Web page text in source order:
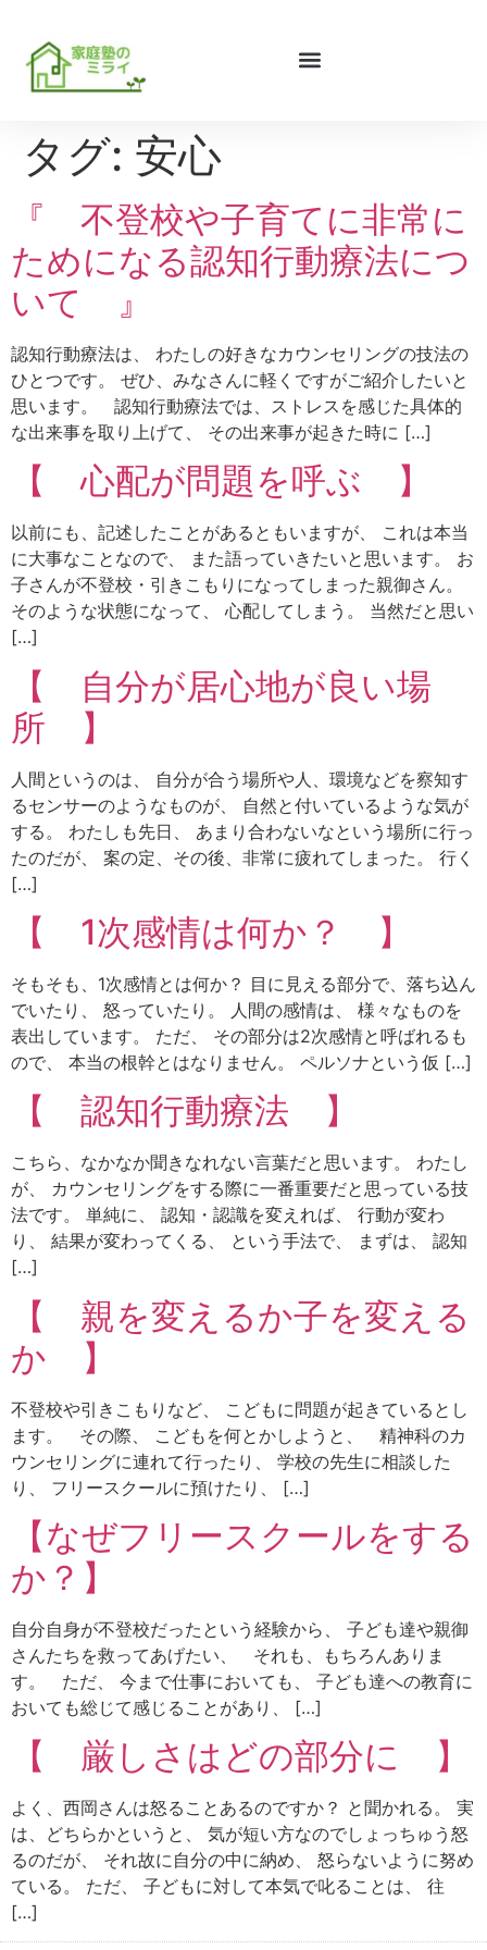
タグ: 安心
『 不登校や子育てに非常に
ためになる認知行動療法につ
いて 』
認知行動療法は、 わたしの好きなカウンセリングの技法の
ひとつです。 ぜひ、みなさんに軽くですがご紹介したいと
思います。 認知行動療法では、ストレスを感じた具体的
な出来事を取り上げて、 その出来事が起きた時に […]
【 心配が問題を呼ぶ 】
以前にも、記述したことがあるともいますが、 これは本当
に大事なことなので、 また語っていきたいと思います。 お
子さんが不登校・引きこもりになってしまった親御さん。
そのような状態になって、 心配してしまう。 当然だと思い
[…]
【 自分が居心地が良い場
所 】
人間というのは、 自分が合う場所や人、環境などを察知す
るセンサーのようなものが、 自然と付いているような気が
する。 わたしも先日、 あまり合わないなという場所に行っ
たのだが、 案の定、その後、非常に疲れてしまった。 行く
[…]
【 1次感情は何か？ 】
そもそも、1次感情とは何か？ 目に見える部分で、落ち込ん
でいたり、 怒っていたり。 人間の感情は、 様々なものを
表出しています。 ただ、 その部分は2次感情と呼ばれるも
ので、 本当の根幹とはなりません。 ペルソナという仮 […]
【 認知行動療法 】
こちら、なかなか聞きなれない言葉だと思います。 わたし
が、 カウンセリングをする際に一番重要だと思っている技
法です。 単純に、 認知・認識を変えれば、 行動が変わ
り、 結果が変わってくる、 という手法で、 まずは、 認知
[…]
【 親を変えるか子を変える
か 】
不登校や引きこもりなど、 こどもに問題が起きているとし
ます。 その際、 こどもを何とかしようと、 精神科のカ
ウンセリングに連れて行ったり、 学校の先生に相談した
り、 フリースクールに預けたり、 […]
【なぜフリースクールをする
か？】
自分自身が不登校だったという経験から、 子ども達や親御
さんたちを救ってあげたい、 それも、もちろんありま
す。 ただ、 今まで仕事においても、 子ども達への教育に
おいても総じて感じることがあり、 […]
【 厳しさはどの部分に 】
よく、西岡さんは怒ることあるのですか？ と聞かれる。 実
は、どちらかというと、 気が短い方なのでしょっちゅう怒
るのだが、 それ故に自分の中に納め、 怒らないように努め
ている。 ただ、 子どもに対して本気で叱ることは、 往
[…]